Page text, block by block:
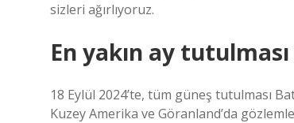
sizleri ağırlıyoruz.
En yakın ay
18 Eylül 2024’te, tüm güneş tutulması
Kuzey Amerika ve Göranland’da